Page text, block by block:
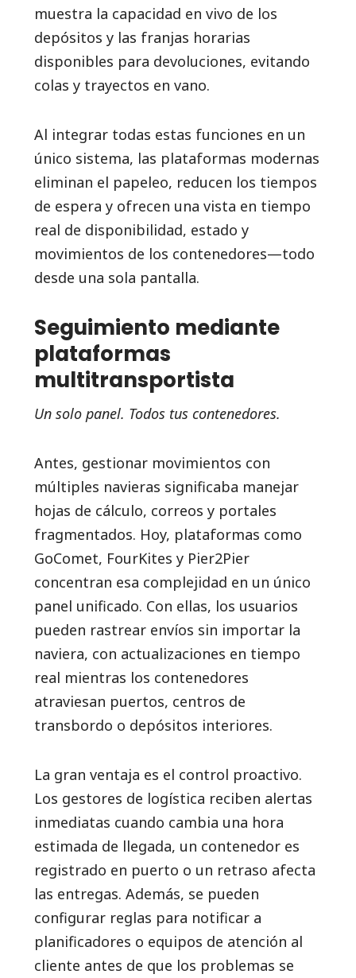
muestra la capacidad en vivo de los
depósitos y las franjas horarias
disponibles para devoluciones, evitando
colas y trayectos en vano.
Al integrar todas estas funciones en un
único sistema, las plataformas modernas
eliminan el papeleo, reducen los tiempos
de espera y ofrecen una vista en tiempo
real de disponibilidad, estado y
movimientos de los contenedores—todo
desde una sola pantalla.
Seguimiento mediante
plataformas
multitransportista
Un solo panel. Todos tus contenedores.
Antes, gestionar movimientos con
múltiples navieras significaba manejar
hojas de cálculo, correos y portales
fragmentados. Hoy, plataformas como
GoComet, FourKites y Pier2Pier
concentran esa complejidad en un único
panel unificado. Con ellas, los usuarios
pueden rastrear envíos sin importar la
naviera, con actualizaciones en tiempo
real mientras los contenedores
atraviesan puertos, centros de
transbordo o depósitos interiores.
La gran ventaja es el control proactivo.
Los gestores de logística reciben alertas
inmediatas cuando cambia una hora
estimada de llegada, un contenedor es
registrado en puerto o un retraso afecta
las entregas. Además, se pueden
configurar reglas para notificar a
planificadores o equipos de atención al
cliente antes de que los problemas se